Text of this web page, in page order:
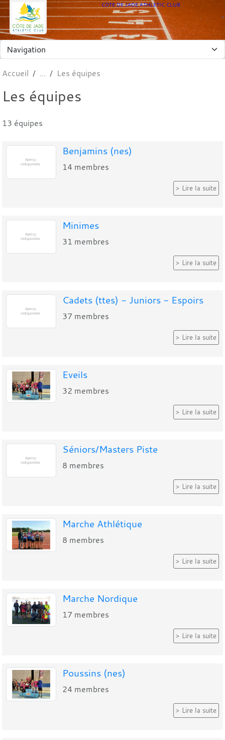
COTE DE JADE ATHLETIC CLUB
Accueil Les équipes
Les équipes
13 équipes
Benjamins (nes)
14 membres
Lire la suite
Minimes
31 membres
Lire la suite
Cadets (ttes) - Juniors - Espoirs
37 membres
Lire la suite
Eveils
32 membres
Lire la suite
Séniors/Masters Piste
8 membres
Lire la suite
Marche Athlétique
8 membres
Lire la suite
Marche Nordique
17 membres
Lire la suite
Poussins (nes)
24 membres
Lire la suite
Panneau de gestion des cookies